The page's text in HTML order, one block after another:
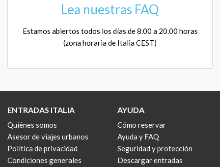
Lea nuestras FAQ
Estamos abiertos todos los días de 8.00 a 20.00 horas
(zona horaria de Italia CEST)
ENTRADAS ITALIA
Quiénes somos
Asesor de viajes urbanos
Política de privacidad
Condiciones generales
AYUDA
Cómo reservar
Ayuda y FAQ
Seguridad y protección
Descargar entradas